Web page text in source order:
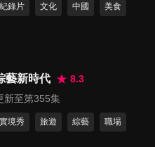
第99集 幽靈撞球場
49
分鐘
紀錄片 文化 中國 美食
藝新時代
8.3
新至第355集
實境秀 旅遊 綜藝 職場